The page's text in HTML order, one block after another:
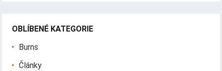
OBLÍBENÉ KATEGORIE
Burns
Články